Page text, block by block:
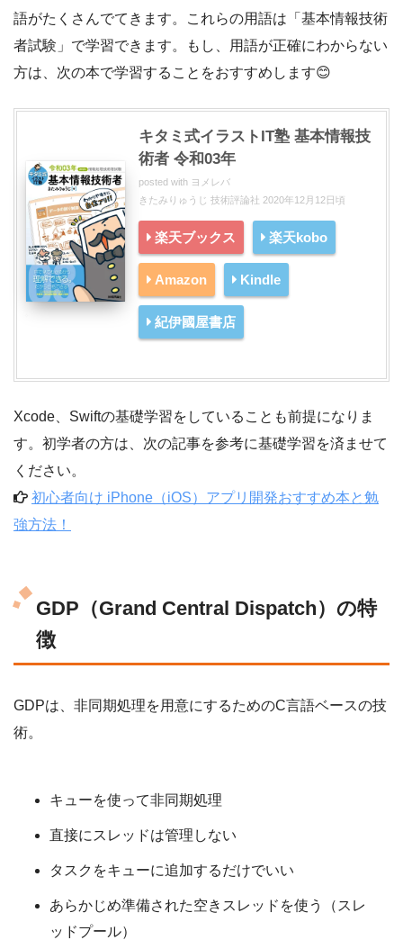
語がたくさんでてきます。これらの用語は「基本情報技術
者試験」で学習できます。もし、用語が正確にわからない
方は、次の本で学習することをおすすめします😊
キタミ式イラストIT塾 基本情報技
術者 令和03年
posted with ヨメレバ
きたみりゅうじ 技術評論社 2020年12月12日頃
楽天ブックス 楽天kobo
Amazon Kindle
紀伊國屋書店
Xcode、Swiftの基礎学習をしていることも前提になりま
す。初学者の方は、次の記事を参考に基礎学習を済ませて
ください。
初心者向け iPhone（iOS）アプリ開発おすすめ本と勉
強方法！
GDP（Grand Central Dispatch）の特
徴
GDPは、非同期処理を用意にするためのC言語ベースの技
術。
キューを使って非同期処理
直接にスレッドは管理しない
タスクをキューに追加するだけでいい
あらかじめ準備された空きスレッドを使う（スレ
ッドプール）